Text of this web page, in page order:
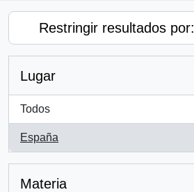
Restringir resultados por:
Lugar
Todos
España
, 1 resultados
Materia